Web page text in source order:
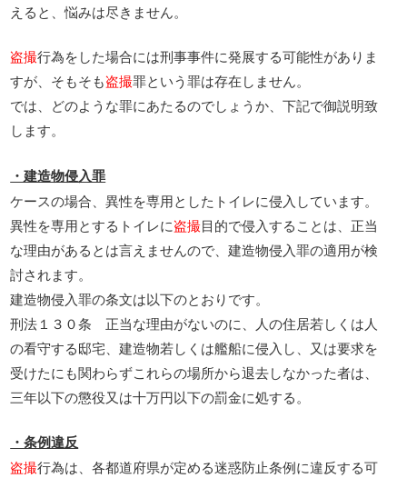
えると、悩みは尽きません。
盗撮行為をした場合には刑事事件に発展する可能性がありま
すが、そもそも盗撮罪という罪は存在しません。
では、どのような罪にあたるのでしょうか、下記で御説明致
します。
・建造物侵入罪
ケースの場合、異性を専用としたトイレに侵入しています。
異性を専用とするトイレに盗撮目的で侵入することは、正当
な理由があるとは言えませんので、建造物侵入罪の適用が検
討されます。
建造物侵入罪の条文は以下のとおりです。
刑法１３０条 正当な理由がないのに、人の住居若しくは人
の看守する邸宅、建造物若しくは艦船に侵入し、又は要求を
受けたにも関わらずこれらの場所から退去しなかった者は、
三年以下の懲役又は十万円以下の罰金に処する。
・条例違反
盗撮行為は、各都道府県が定める迷惑防止条例に違反する可